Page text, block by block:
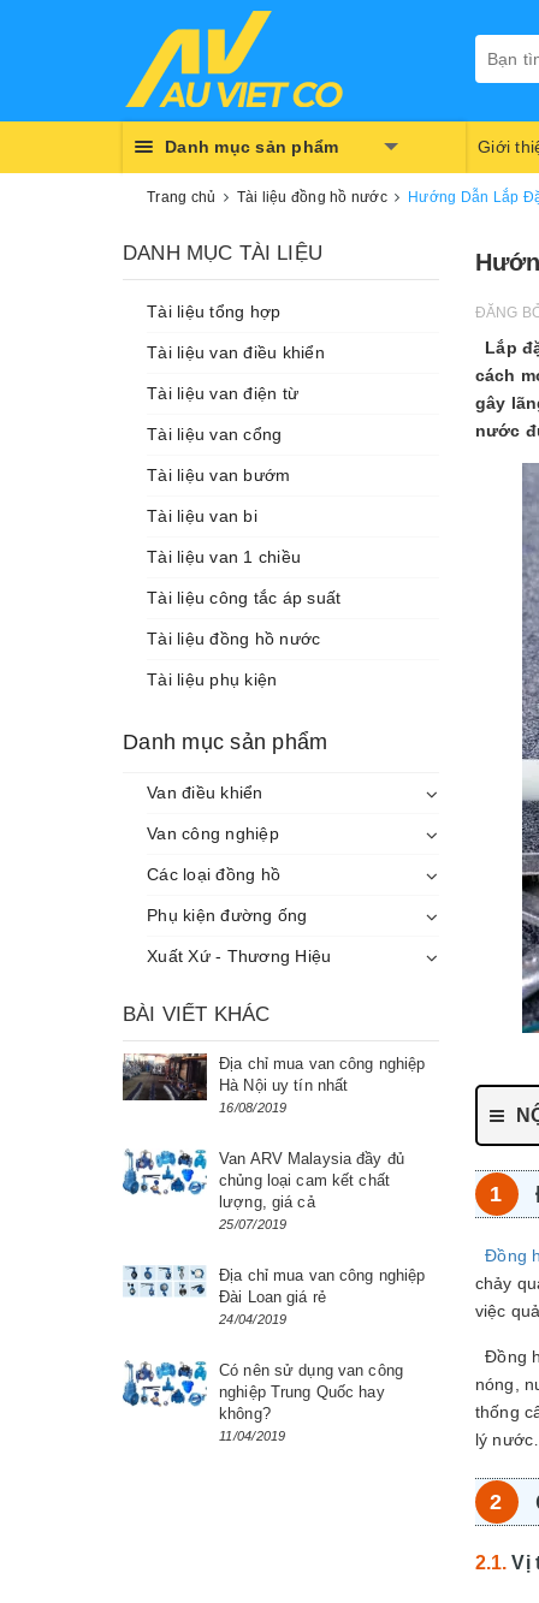
Danh mục sản phẩm Giới
Trang chủ Tài liệu đồng hồ nước Hướng Dẫn Lắp
ĐĂNG
Lắp
cách
gây
nước
Đồng
chảy
việc
Đồng
nóng,
thống
lý
Vị
DANH MỤC TÀI LIỆU
Tài liệu tổng hợp
Tài liệu van điều khiển
Tài liệu van điện từ
Tài liệu van cổng
Tài liệu van bướm
Tài liệu van bi
Tài liệu van 1 chiều
Tài liệu công tắc áp suất
Tài liệu đồng hồ nước
Tài liệu phụ kiện
Danh mục sản phẩm
Van điều khiển
Van công nghiệp
Các loại đồng hồ
Phụ kiện đường ống
Xuất Xứ - Thương Hiệu
BÀI VIẾT KHÁC
Địa chỉ mua van công nghiệp
Hà Nội uy tín nhất
16/08/2019
Van ARV Malaysia đầy đủ
chủng loại cam kết chất
lượng, giá cả
25/07/2019
Địa chỉ mua van công nghiệp
Đài Loan giá rẻ
24/04/2019
Có nên sử dụng van công
nghiệp Trung Quốc hay
không?
11/04/2019